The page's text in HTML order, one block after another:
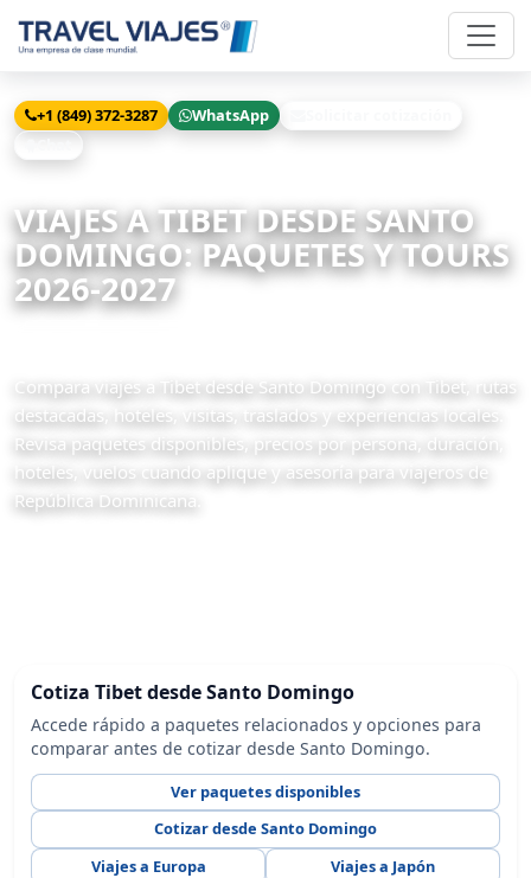
+1 (849) 372-3287 WhatsApp
VIAJES A TIBET DESDE SANTO
DOMINGO: PAQUETES Y TOURS
2026-2027
Compara viajes a Tibet desde Santo Domingo con Tibet, rutas
destacadas, hoteles, visitas, traslados y experiencias locales.
Revisa paquetes disponibles, precios por persona, duración,
hoteles, vuelos cuando aplique y asesoría para viajeros de
República Dominicana.
Cotiza Tibet desde Santo Domingo
Accede rápido a paquetes relacionados y opciones para
comparar antes de cotizar desde Santo Domingo.
Ver paquetes disponibles
Cotizar desde Santo Domingo
Viajes a Europa
Viajes a Japón